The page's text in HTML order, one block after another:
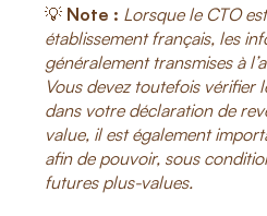
💡 Note : Lorsque le CTO
établissement français, les
généralement transmises à
Vous devez toutefois vérifier
dans votre déclaration de
value, il est également
afin de pouvoir, sous
futures plus-values.